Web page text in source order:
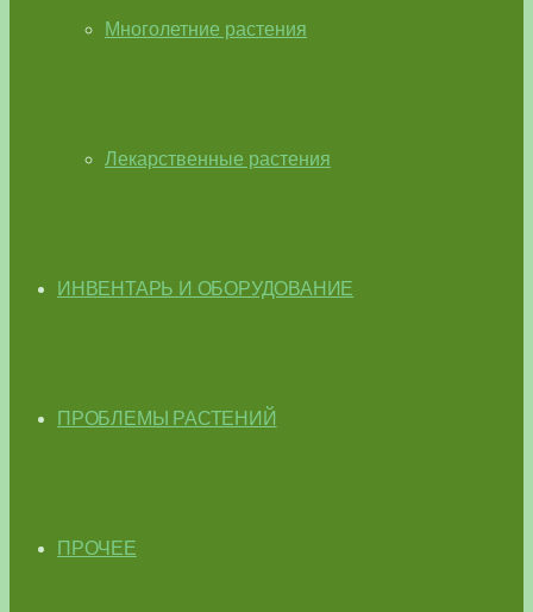
Многолетние растения
Лекарственные растения
ИНВЕНТАРЬ И ОБОРУДОВАНИЕ
ПРОБЛЕМЫ РАСТЕНИЙ
ПРОЧЕЕ